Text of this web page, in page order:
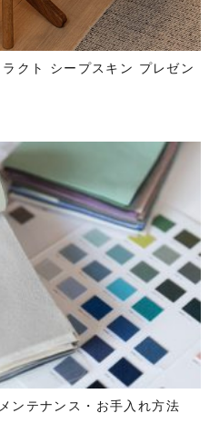
クト シープスキン プレゼン
ンテナンス・お手入れ方法